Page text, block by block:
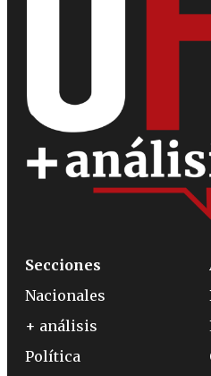
Secciones
Nacionales
+ análisis
Política